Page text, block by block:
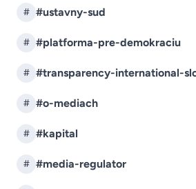
# #ustavny-sud
# #platforma-pre-demokraciu
# #transparency-international-
# #o-mediach
# #kapital
# #media-regulator